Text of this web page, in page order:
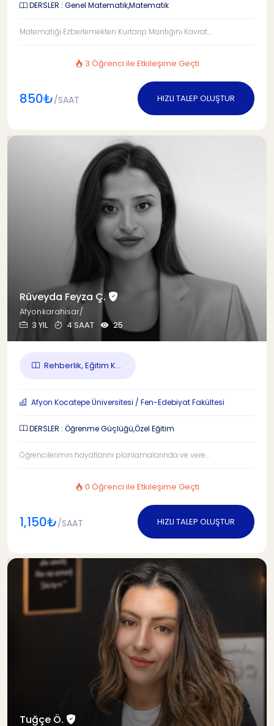
DERSLER : Genel Matematik,Matematik
Matematiği Ezberlemekten Kurtarıp Mantığını Kavrat...
3 Öğrenci ile Etkileşime Geçti
850₺/SAAT HIZLI TALEP OLUŞTUR
Rüveyda Feyza Ç.
Afyonkarahisar/
3 YIL
4 SAAT 25
Rehberlik, Eğitim K...
Afyon Kocatepe Üniversitesi / Fen-Edebiyat Fakültesi
DERSLER : Öğrenme Güçlüğü,Özel Eğitim
Öğrencilerimin hayatlarını planlamalarında ve vere...
0 Öğrenci ile Etkileşime Geçti
1,150₺/SAAT HIZLI TALEP OLUŞTUR
Tuğçe Ö.